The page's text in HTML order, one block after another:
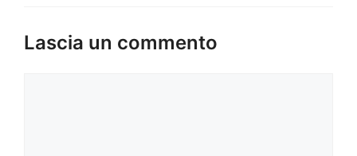
Lascia un commento